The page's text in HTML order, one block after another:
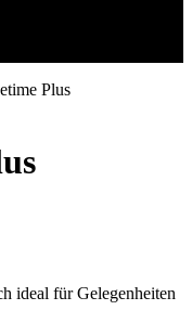
Plus
ideal für Gelegenheiten